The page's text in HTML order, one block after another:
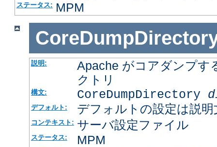
ステータス: MPM
説明:
Apache がコアダンプす
クトリ
構文: CoreDumpDirectory
デフォルト: デフォルトの設定は説
コンテキスト: サーバ設定ファイル
ステータス: MPM